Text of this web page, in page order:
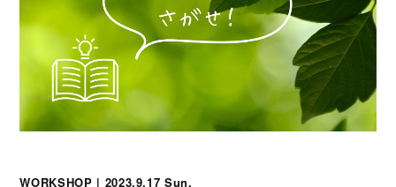
WORKSHOP | 2023.9.17 Sun.